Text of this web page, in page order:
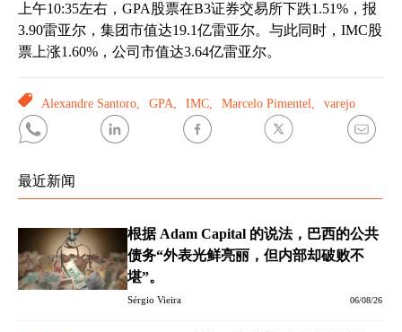
上午10:35左右，GPA股票在B3证券交易所下跌1.51%，报
3.90雷亚尔，集团市值达19.1亿雷亚尔。与此同时，IMC股
票上涨1.60%，公司市值达3.64亿雷亚尔。
TAGSAlexandre Santoro, GPA, IMC, Marcelo Pimentel, varejo
最近新闻
根据 Adam Capital 的说法，巴西的公共
债务“外表光鲜亮丽，但内部却破败不
堪”。
Sérgio Vieira 06/08/26